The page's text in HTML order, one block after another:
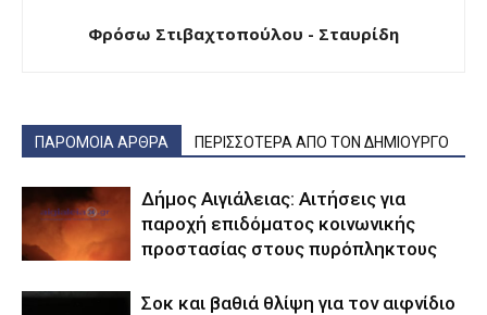
Φρόσω Στιβαχτοπούλου - Σταυρίδη
ΠΑΡΟΜΟΙΑ ΑΡΘΡΑ ΠΕΡΙΣΣΟΤΕΡΑ ΑΠΟ ΤΟΝ ΔΗΜΙΟΥΡΓΟ
Δήμος Αιγιάλειας: Αιτήσεις για
παροχή επιδόματος κοινωνικής
προστασίας στους πυρόπληκτους
Σοκ και βαθιά θλίψη για τον αιφνίδιο